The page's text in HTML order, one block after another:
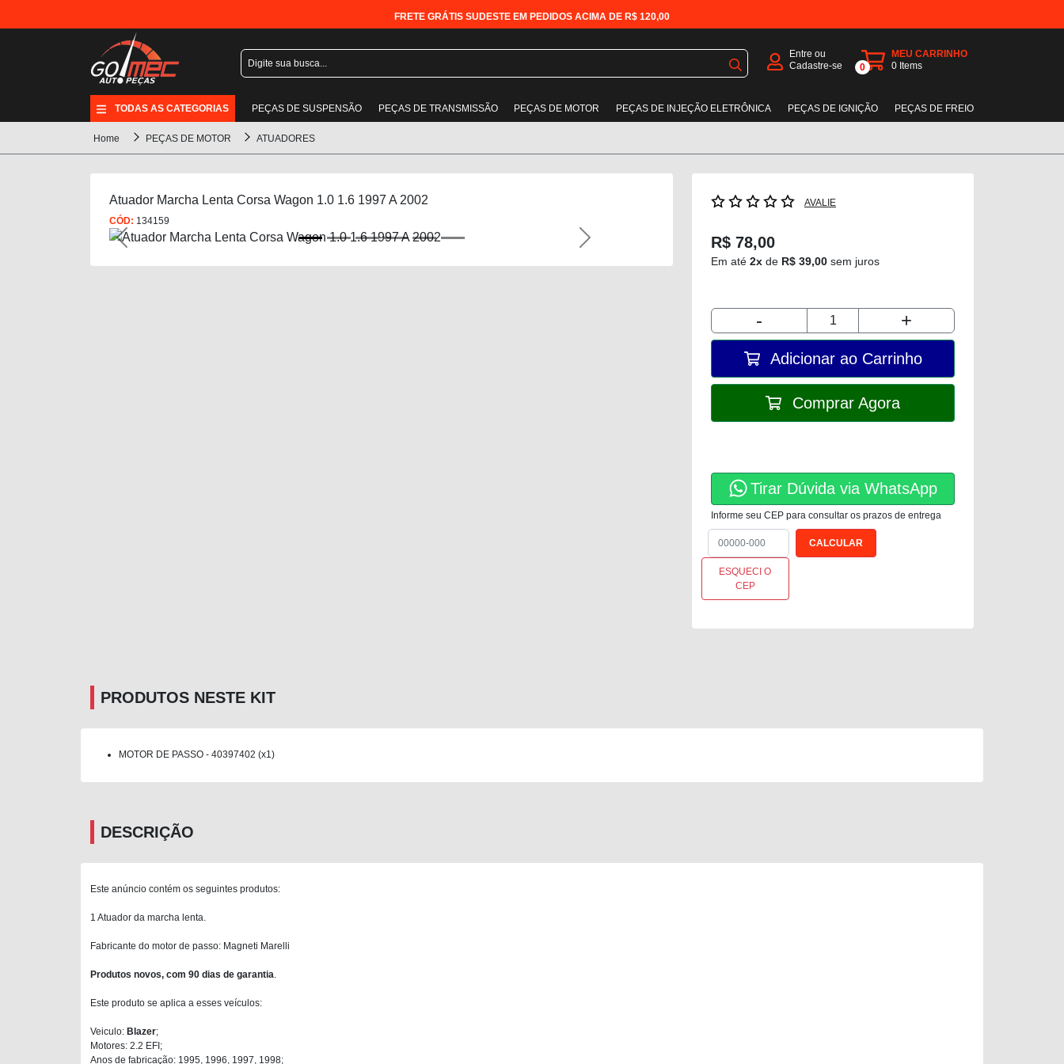
FRETE GRÁTIS SUDESTE EM PEDIDOS ACIMA DE R$ 120,00
Entre ou
Cadastre-se
0
MEU CARRINHO
0 Items
TODAS AS CATEGORIAS PEÇAS DE SUSPENSÃO PEÇAS DE TRANSMISSÃO PEÇAS DE MOTOR PEÇAS DE INJEÇÃO ELETRÔNICA PEÇAS DE IGNIÇÃO PEÇAS DE FREIO
Home PEÇAS DE MOTOR ATUADORES
Atuador Marcha Lenta Corsa Wagon 1.0 1.6 1997 A 2002
CÓD: 134159
Previous Next
AVALIE
R$ 78,00
Em até 2x de R$ 39,00 sem juros
- +
Adicionar ao Carrinho
Comprar Agora
Tirar Dúvida via WhatsApp
Informe seu CEP para consultar os prazos de entrega
ESQUECI O
CEP
PRODUTOS NESTE KIT
MOTOR DE PASSO - 40397402 (x1)
DESCRIÇÃO
Este anúncio contém os seguintes produtos:
1 Atuador da marcha lenta.
Fabricante do motor de passo: Magneti Marelli
Produtos novos, com 90 dias de garantia
Este produto se aplica a esses veículos:
Veiculo: Blazer;
Motores: 2.2 EFI;
Anos de fabricação: 1995, 1996, 1997, 1998;